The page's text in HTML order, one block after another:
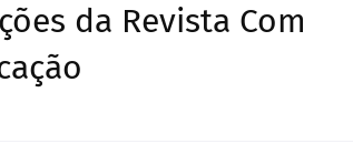
da Revista Com